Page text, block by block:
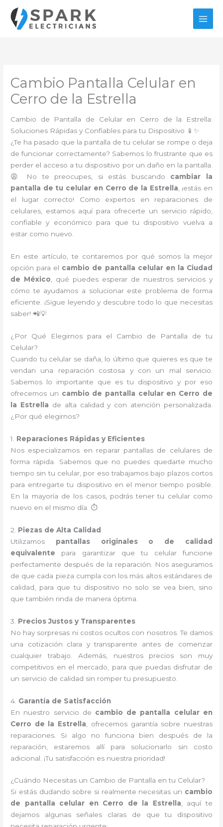
contenido
Cambio Pantalla Celular en
Cerro de la Estrella
Cambio de Pantalla de Celular en Cerro de la Estrella:
Soluciones Rápidas y Confiables para tu Dispositivo 📱✨
¿Te ha pasado que la pantalla de tu celular se rompe o deja
de funcionar correctamente? Sabemos lo frustrante que es
perder el acceso a tu dispositivo por un daño en la pantalla.
😩 No te preocupes, si estás buscando cambiar la
pantalla de tu celular en Cerro de la Estrella, ¡estás en
el lugar correcto! Como expertos en reparaciones de
celulares, estamos aquí para ofrecerte un servicio rápido,
confiable y económico para que tu dispositivo vuelva a
estar como nuevo.
En este artículo, te contaremos por qué somos la mejor
opción para el cambio de pantalla celular en la Ciudad
de México , qué puedes esperar de nuestros servicios y
cómo te ayudamos a solucionar este problema de forma
eficiente. ¡Sigue leyendo y descubre todo lo que necesitas
saber! 📲💡
¿Por Qué Elegirnos para el Cambio de Pantalla de tu
Celular?
Cuando tu celular se daña, lo último que quieres es que te
vendan una reparación costosa y con un mal servicio.
Sabemos lo importante que es tu dispositivo y por eso
ofrecemos un cambio de pantalla celular en Cerro de
la Estrella de alta calidad y con atención personalizada.
¿Por qué elegirnos?
1. Reparaciones Rápidas y Eficientes
Nos especializamos en reparar pantallas de celulares de
forma rápida. Sabemos que no puedes quedarte mucho
tiempo sin tu celular, por eso trabajamos bajo plazos cortos
para entregarte tu dispositivo en el menor tiempo posible.
En la mayoría de los casos, podrás tener tu celular como
nuevo en el mismo día. ⏱️
2. Piezas de Alta Calidad
Utilizamos pantallas originales o de calidad
equivalente para garantizar que tu celular funcione
perfectamente después de la reparación. Nos aseguramos
de que cada pieza cumpla con los más altos estándares de
calidad, para que tu dispositivo no solo se vea bien, sino
que también rinda de manera óptima.
3. Precios Justos y Transparentes
No hay sorpresas ni costos ocultos con nosotros. Te damos
una cotización clara y transparente antes de comenzar
cualquier trabajo. Además, nuestros precios son muy
competitivos en el mercado, para que puedas disfrutar de
un servicio de calidad sin romper tu presupuesto.
4. Garantía de Satisfacción
En nuestro servicio de cambio de pantalla celular en
Cerro de la Estrella , ofrecemos garantía sobre nuestras
reparaciones. Si algo no funciona bien después de la
reparación, estaremos allí para solucionarlo sin costo
adicional. ¡Tu satisfacción es nuestra prioridad!
¿Cuándo Necesitas un Cambio de Pantalla en tu Celular?
Si estás dudando sobre si realmente necesitas un cambio
de pantalla celular en Cerro de la Estrella, aquí te
dejamos algunas señales claras de que tu dispositivo